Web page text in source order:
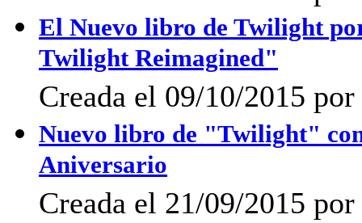
El Nuevo libro de Twilight
Twilight Reimagined"
Creada el 09/10/2015
Nuevo libro de "Twilight"
Aniversario
Creada el 21/09/2015